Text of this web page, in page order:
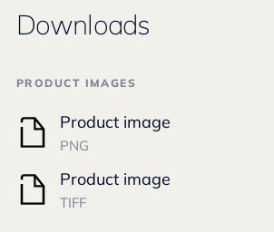
Downloads
PRODUCT IMAGES
Product image
PNG
Product image
TIFF